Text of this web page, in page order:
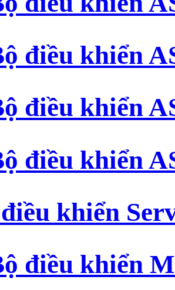
điều khiển
điều khiển
điều khiển
khiển
điều khiển